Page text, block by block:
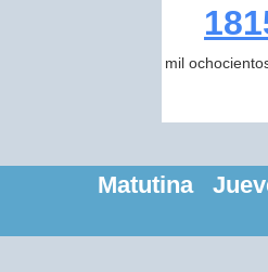
mil
Matutina